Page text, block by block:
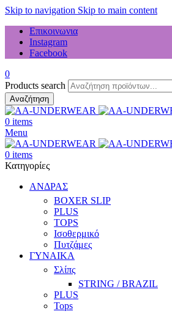
Skip to navigation Skip to main content
Επικοινωνια
Instagram
Facebook
0
Products search
Αναζήτηση
0 items
Menu
0 items
Κατηγορίες
ΑΝΔΡΑΣ
BOXER SLIP
PLUS
TOPS
Ισοθερμικό
Πυτζάμες
ΓΥΝΑΙΚΑ
Σλίπς
STRING / BRAZIL
PLUS
Tops